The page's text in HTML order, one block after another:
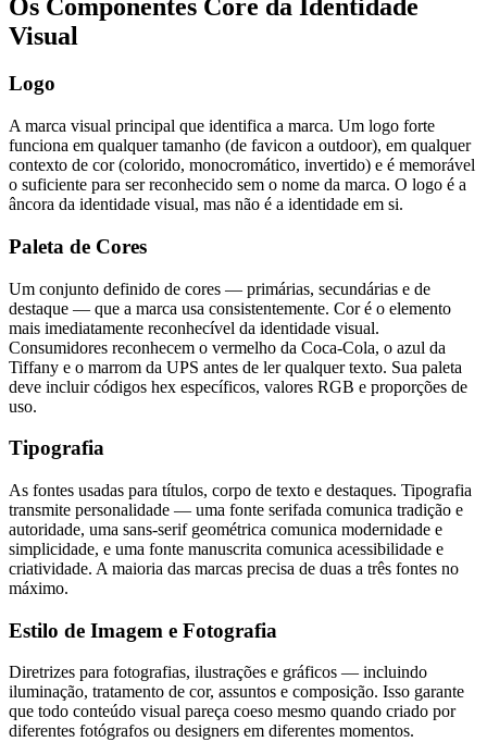
Os Componentes Core da Identidade
Visual
Logo
A marca visual principal que identifica a marca. Um logo forte
funciona em qualquer tamanho (de favicon a outdoor), em qualquer
contexto de cor (colorido, monocromático, invertido) e é memorável
o suficiente para ser reconhecido sem o nome da marca. O logo é a
âncora da identidade visual, mas não é a identidade em si.
Paleta de Cores
Um conjunto definido de cores — primárias, secundárias e de
destaque — que a marca usa consistentemente. Cor é o elemento
mais imediatamente reconhecível da identidade visual.
Consumidores reconhecem o vermelho da Coca-Cola, o azul da
Tiffany e o marrom da UPS antes de ler qualquer texto. Sua paleta
deve incluir códigos hex específicos, valores RGB e proporções de
uso.
Tipografia
As fontes usadas para títulos, corpo de texto e destaques. Tipografia
transmite personalidade — uma fonte serifada comunica tradição e
autoridade, uma sans-serif geométrica comunica modernidade e
simplicidade, e uma fonte manuscrita comunica acessibilidade e
criatividade. A maioria das marcas precisa de duas a três fontes no
máximo.
Estilo de Imagem e Fotografia
Diretrizes para fotografias, ilustrações e gráficos — incluindo
iluminação, tratamento de cor, assuntos e composição. Isso garante
que todo conteúdo visual pareça coeso mesmo quando criado por
diferentes fotógrafos ou designers em diferentes momentos.